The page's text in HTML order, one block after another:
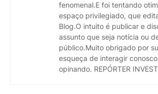
fenomenal.E foi tentando
espaço privilegiado, que
Blog.O intuito é publicar e
assunto que seja notícia ou
público.Muito obrigado por
esqueça de interagir
opinando. REPÓRTER